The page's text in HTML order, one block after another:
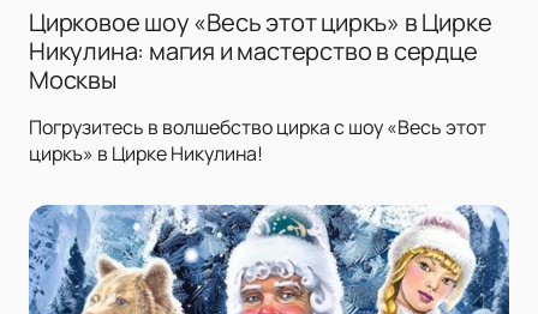
Цирковое шоу «Весь этот циркъ» в Цирке
Никулина: магия и мастерство в сердце
Москвы
Погрузитесь в волшебство цирка с шоу «Весь этот
циркъ» в Цирке Никулина!